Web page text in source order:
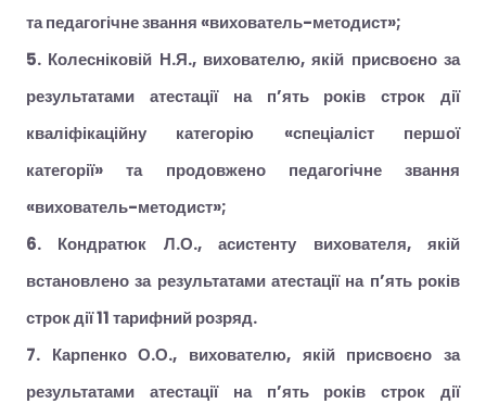
та педагогічне звання «вихователь-методист»;
5. Колесніковій Н.Я., вихователю, якій присвоєно за
результатами атестації на п’ять років строк дії
кваліфікаційну категорію «спеціаліст першої
категорії» та продовжено педагогічне звання
«вихователь-методист»;
6. Кондратюк Л.О., асистенту вихователя, якій
встановлено за результатами атестації на п’ять років
строк дії 11 тарифний розряд.
7. Карпенко О.О., вихователю, якій присвоєно за
результатами атестації на п’ять років строк дії